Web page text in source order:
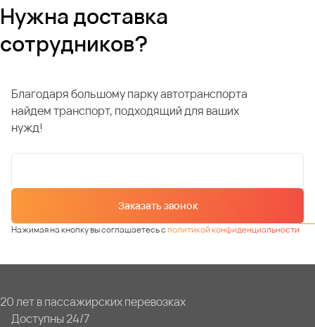
Нужна доставка
сотрудников?
Благодаря большому парку автотранспорта
найдем транспорт, подходящий для ваших
нужд!
Заказать звонок
Нажимая на кнопку вы соглашаетесь сполитикой конфиденциальности
20 лет в пассажирских перевозках
Доступны 24/7